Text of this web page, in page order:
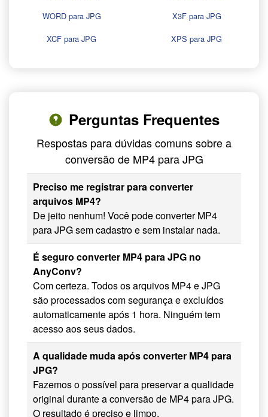
WORD para JPG
X3F para JPG
XCF para JPG
XPS para JPG
Perguntas Frequentes
Respostas para dúvidas comuns sobre a
conversão de MP4 para JPG
Preciso me registrar para converter
arquivos MP4?
De jeito nenhum! Você pode converter MP4
para JPG sem cadastro e sem instalar nada.
É seguro converter MP4 para JPG no
AnyConv?
Com certeza. Todos os arquivos MP4 e JPG
são processados com segurança e excluídos
automaticamente após 1 hora. Ninguém tem
acesso aos seus dados.
A qualidade muda após converter MP4 para
JPG?
Fazemos o possível para preservar a qualidade
original durante a conversão de MP4 para JPG.
O resultado é preciso e limpo.